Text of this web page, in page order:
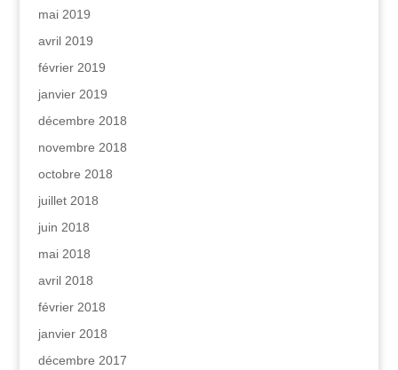
mai 2019
avril 2019
février 2019
janvier 2019
décembre 2018
novembre 2018
octobre 2018
juillet 2018
juin 2018
mai 2018
avril 2018
février 2018
janvier 2018
décembre 2017